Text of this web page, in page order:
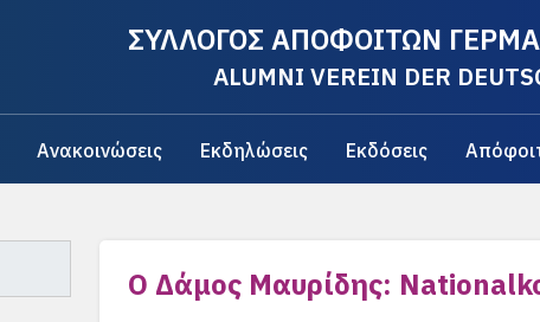
ΣΥΛΛΟΓΟΣ ΑΠΟΦΟΙΤΩΝ
ALUMNI VEREIN DER
Ανακοινώσεις Εκδηλώσεις Εκδόσεις
Ο Δάμος Μαυρίδης: